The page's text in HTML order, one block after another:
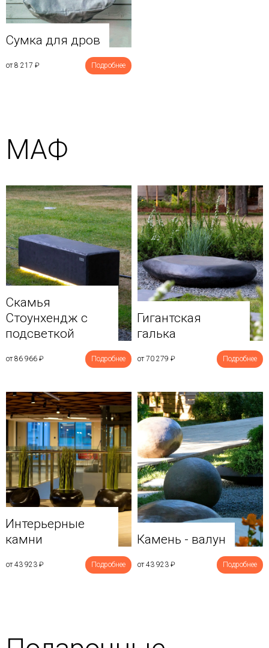
Сумка для дров
от 8 217 ₽ Подробнее
МАФ
Скамья
Стоунхендж с
подсветкой
от 86 966 ₽ Подробнее
Гигантская
галька
от 70 279 ₽ Подробнее
Интерьерные
камни
от 43 923 ₽ Подробнее
Камень - валун
от 43 923 ₽ Подробнее